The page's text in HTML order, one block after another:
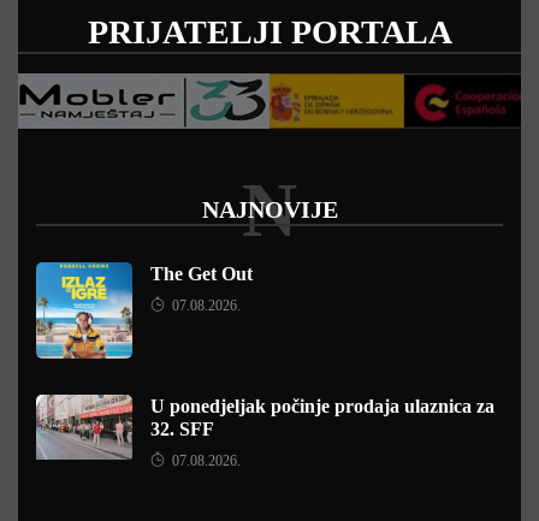
PRIJATELJI PORTALA
NAJNOVIJE
N
The Get Out
07.08.2026.
U ponedjeljak počinje prodaja ulaznica za
32. SFF
07.08.2026.